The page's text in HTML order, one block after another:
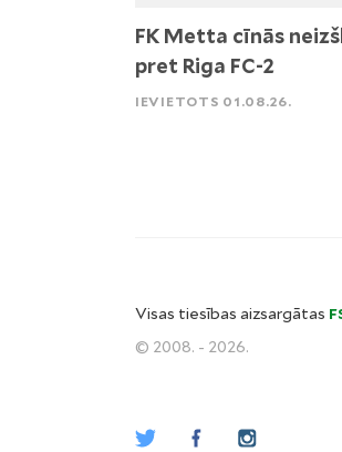
FK Metta cīnās
pret Riga FC-2
IEVIETOTS 01.08.26.
Visas tiesības aizsargātas
© 2008. - 2026.